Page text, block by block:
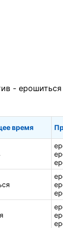
- ерошиться
время